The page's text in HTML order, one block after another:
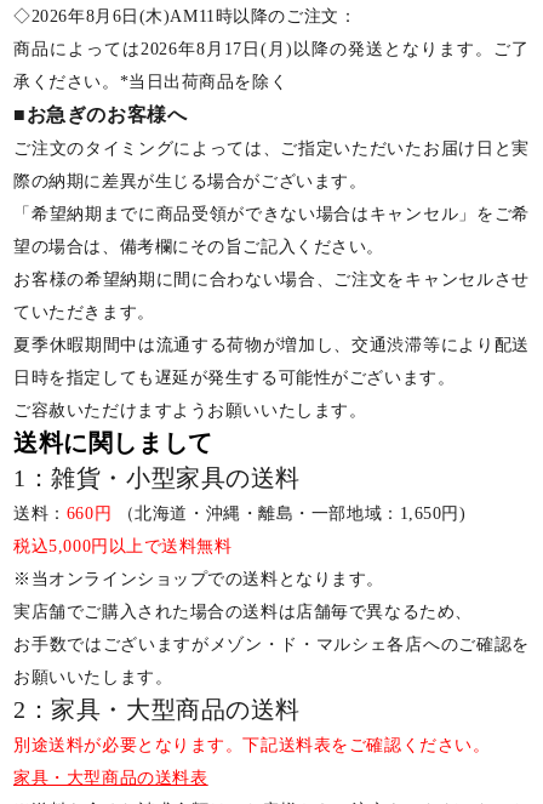
◇2026年8月6日(木)AM11時以降のご注文：
商品によっては2026年8月17日(月)以降の発送となります。ご了
承ください。*当日出荷商品を除く
■お急ぎのお客様へ
ご注文のタイミングによっては、ご指定いただいたお届け日と実
際の納期に差異が生じる場合がございます。
「希望納期までに商品受領ができない場合はキャンセル」をご希
望の場合は、備考欄にその旨ご記入ください。
お客様の希望納期に間に合わない場合、ご注文をキャンセルさせ
ていただきます。
夏季休暇期間中は流通する荷物が増加し、交通渋滞等により配送
日時を指定しても遅延が発生する可能性がございます。
ご容赦いただけますようお願いいたします。
送料に関しまして
1：雑貨・小型家具の送料
送料： 660円
（北海道・沖縄・離島・一部地域：1,650円)
税込5,000円以上で送料無料
※当オンラインショップでの送料となります。
実店舗でご購入された場合の送料は店舗毎で異なるため、
お手数ではございますがメゾン・ド・マルシェ各店へのご確認を
お願いいたします。
2：家具・大型商品の送料
別途送料が必要となります。下記送料表をご確認ください。
家具・大型商品の送料表